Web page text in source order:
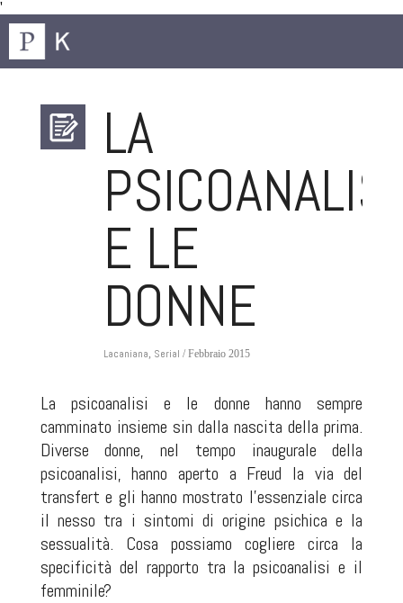
'
LA
PSICOANALISI
E LE
DONNE
Lacaniana, Serial / Febbraio 2015
La psicoanalisi e le donne hanno sempre
camminato insieme sin dalla nascita della prima.
Diverse donne, nel tempo inaugurale della
psicoanalisi, hanno aperto a Freud la via del
transfert e gli hanno mostrato l’essenziale circa
il nesso tra i sintomi di origine psichica e la
sessualità. Cosa possiamo cogliere circa la
specificità del rapporto tra la psicoanalisi e il
femminile?